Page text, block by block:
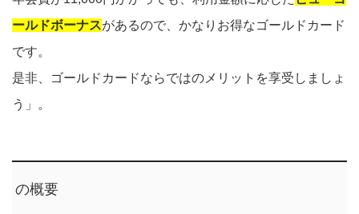
ールドボーナスがあるので、かなりお得なゴールドカード
です。
是非、ゴールドカードならではのメリットを享受しましょ
う」。
の概要